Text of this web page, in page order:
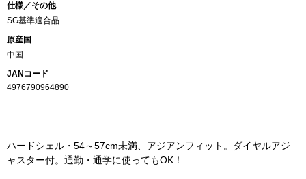
仕様／その他
SG基準適合品
原産国
中国
JANコード
4976790964890
ハードシェル・54～57cm未満、アジアンフィット。ダイヤルアジ
ャスター付。通勤・通学に使ってもOK！